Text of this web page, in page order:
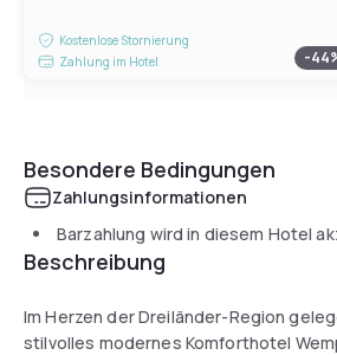
Kostenlose Stornierung
Zahlung im Hotel
-44
Besondere Bedingungen
Zahlungsinformationen
Barzahlung wird in diesem Hotel
Beschreibung
Im Herzen der Dreiländer-Region
stilvolles modernes Komforthotel